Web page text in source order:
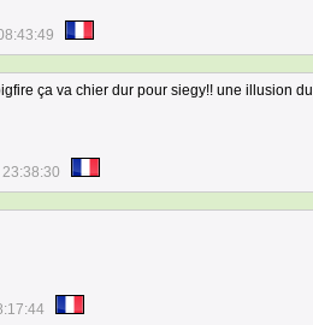
ça va chier dur pour siegy!! une illusion